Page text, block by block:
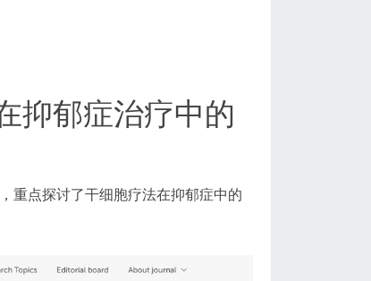
抑郁症治疗中的
重点探讨了干细胞疗法在抑郁症中的